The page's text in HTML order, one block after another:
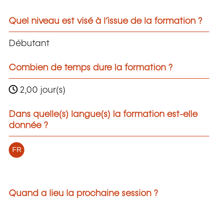
Quel niveau est visé à l’issue de la formation ?
Débutant
Combien de temps dure la formation ?
2,00 jour(s)
Dans quelle(s) langue(s) la formation est-elle
donnée ?
FR
Quand a lieu la prochaine session ?